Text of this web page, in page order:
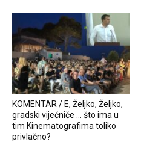
KOMENTAR / E, Željko, Željko,
gradski vijećniče … što ima u
tim Kinematografima toliko
privlačno?